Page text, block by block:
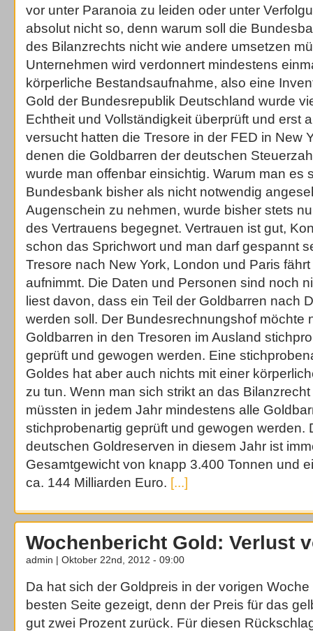
vor unter Paranoia zu leiden oder unter
absolut nicht so, denn warum soll die
des Bilanzrechts nicht wie andere umsetzen
Unternehmen wird verdonnert mindestens
körperliche Bestandsaufnahme, also eine
Gold der Bundesrepublik Deutschland wurde
Echtheit und Vollständigkeit überprüft und erst
versucht hatten die Tresore in der FED in New
denen die Goldbarren der deutschen
wurde man offenbar einsichtig. Warum man es
Bundesbank bisher als nicht notwendig
Augenschein zu nehmen, wurde bisher stets
des Vertrauens begegnet. Vertrauen ist gut,
schon das Sprichwort und man darf gespannt
Tresore nach New York, London und Paris
aufnimmt. Die Daten und Personen sind noch
liest davon, dass ein Teil der Goldbarren nach
werden soll. Der Bundesrechnungshof möchte
Goldbarren in den Tresoren im Ausland
geprüft und gewogen werden. Eine
Goldes hat aber auch nichts mit einer
zu tun. Wenn man sich strikt an das
müssten in jedem Jahr mindestens alle
stichprobenartig geprüft und gewogen werden.
deutschen Goldreserven in diesem Jahr ist
Gesamtgewicht von knapp 3.400 Tonnen und
ca. 144 Milliarden Euro. [...]
Wochenbericht Gold: Verlust
admin | Oktober 22nd, 2012 - 09:00
Da hat sich der Goldpreis in der vorigen
besten Seite gezeigt, denn der Preis für das
gut zwei Prozent zurück. Für diesen